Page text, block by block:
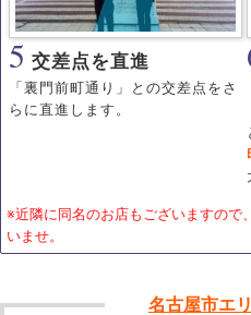
5 交差点を直進
「裏門前町通り」との交差点をさ
らに直進します。
※近隣に同名のお店もございますので
いませ。
名古屋市エ